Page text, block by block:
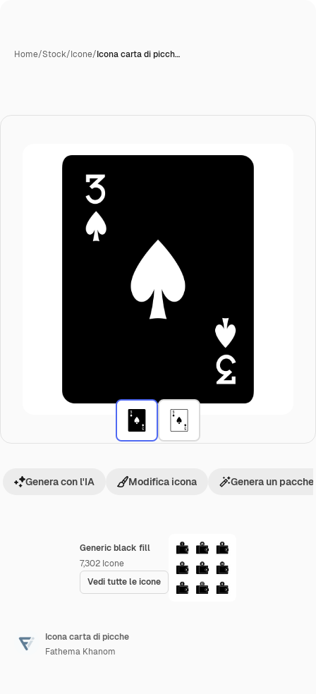
Home/Stock/Icone/Icona carta di picch…
Generic black fill
7,302 Icone
Vedi tutte le icone
Genera con l'IA Modifica icona Genera un
Icona carta di picche
Fathema Khanom